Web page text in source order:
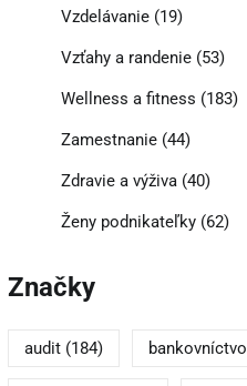
Vzdelávanie(19)
Vzťahy a randenie(53)
Wellness a fitness (183)
Zamestnanie(44)
Zdravie a výživa(40)
Ženy podnikateľky(62)
Značky
audit(184) bankovníctvo